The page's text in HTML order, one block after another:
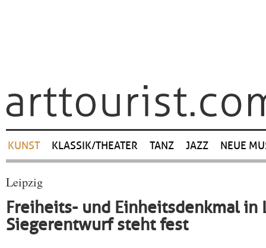
Navigation
KUNST KLASSIK/THEATER TANZ JAZZ NEUE
Leipzig
Freiheits- und Einheitsdenkmal in
Siegerentwurf steht fest